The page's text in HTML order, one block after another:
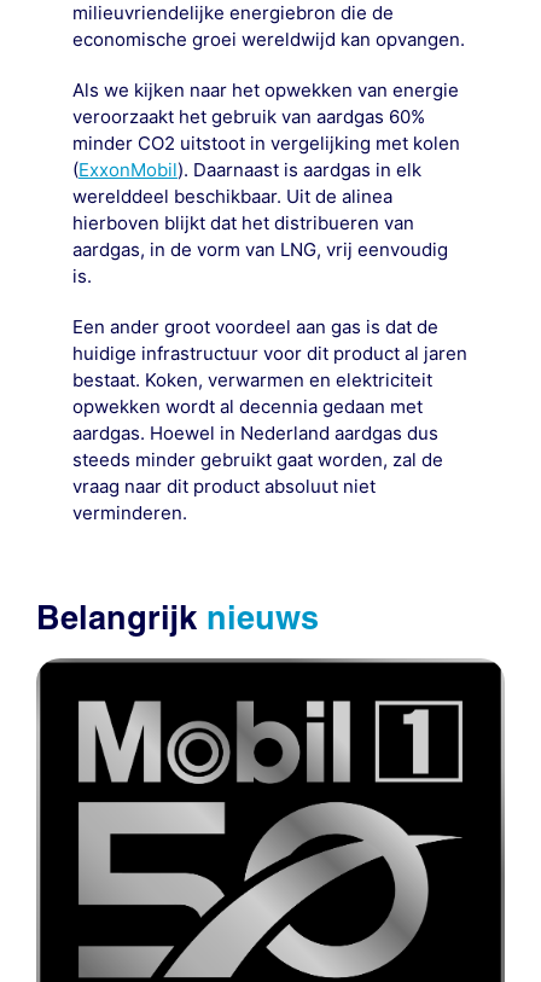
milieuvriendelijke energiebron die de
economische groei wereldwijd kan opvangen.
Als we kijken naar het opwekken van energie
veroorzaakt het gebruik van aardgas 60%
minder CO2 uitstoot in vergelijking met kolen
(ExxonMobil). Daarnaast is aardgas in elk
werelddeel beschikbaar. Uit de alinea
hierboven blijkt dat het distribueren van
aardgas, in de vorm van LNG, vrij eenvoudig
is.
Een ander groot voordeel aan gas is dat de
huidige infrastructuur voor dit product al jaren
bestaat. Koken, verwarmen en elektriciteit
opwekken wordt al decennia gedaan met
aardgas. Hoewel in Nederland aardgas dus
steeds minder gebruikt gaat worden, zal de
vraag naar dit product absoluut niet
verminderen.
Belangrijk nieuws